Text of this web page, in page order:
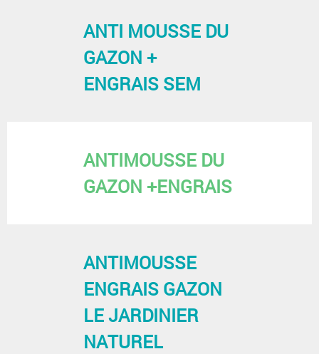
ANTI MOUSSE DU
GAZON +
ENGRAIS SEM
ANTIMOUSSE DU
GAZON +ENGRAIS
ANTIMOUSSE
ENGRAIS GAZON
LE JARDINIER
NATUREL